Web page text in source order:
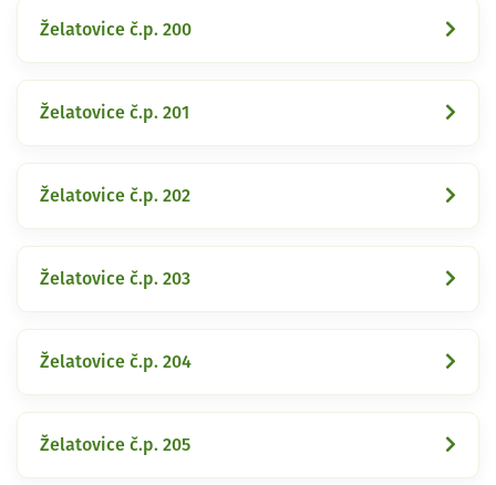
Želatovice č.p. 200
Želatovice č.p. 201
Želatovice č.p. 202
Želatovice č.p. 203
Želatovice č.p. 204
Želatovice č.p. 205